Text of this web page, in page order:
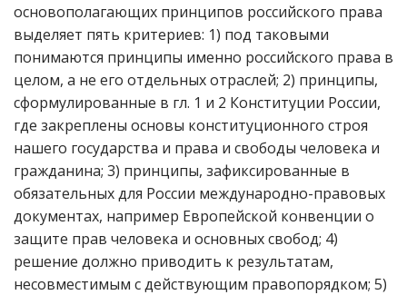
основополагающих принципов российского права
выделяет пять критериев: 1) под таковыми
понимаются принципы именно российского права в
целом, а не его отдельных отраслей; 2) принципы,
сформулированные в гл. 1 и 2 Конституции России,
где закреплены основы конституционного строя
нашего государства и права и свободы человека и
гражданина; 3) принципы, зафиксированные в
обязательных для России международно-правовых
документах, например Европейской конвенции о
защите прав человека и основных свобод; 4)
решение должно приводить к результатам,
несовместимым с действующим правопорядком; 5)